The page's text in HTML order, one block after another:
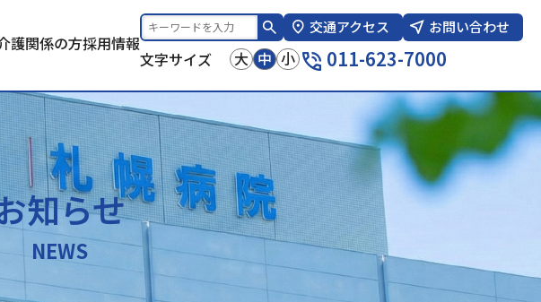
護関係の方採用情報
交通アクセス お問い合わせ
文字サイズ 大 中 小 011-623-7000
知らせ
NEWS